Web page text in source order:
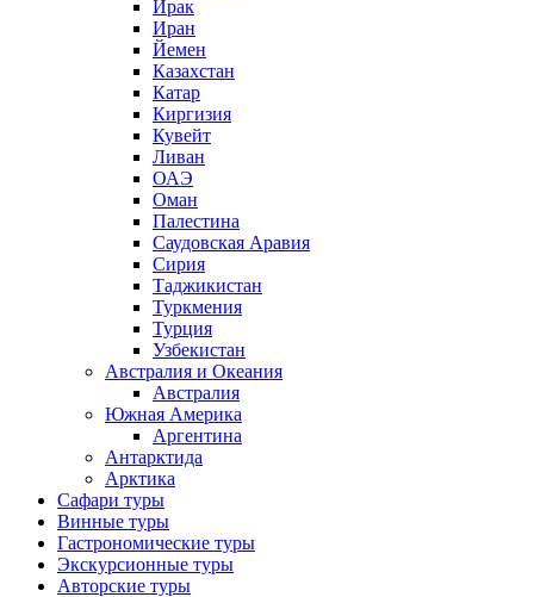
Ирак
Иран
Йемен
Казахстан
Катар
Киргизия
Кувейт
Ливан
ОАЭ
Оман
Палестина
Саудовская Аравия
Сирия
Таджикистан
Туркмения
Турция
Узбекистан
Австралия и Океания
Австралия
Южная Америка
Аргентина
Антарктида
Арктика
Сафари туры
Винные туры
Гастрономические туры
Экскурсионные туры
Авторские туры